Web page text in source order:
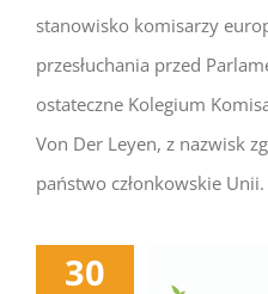
stanowisko komisarzy
przesłuchania przed
ostateczne Kolegium
Von Der Leyen, z nazwisk
państwo członkowskie
30